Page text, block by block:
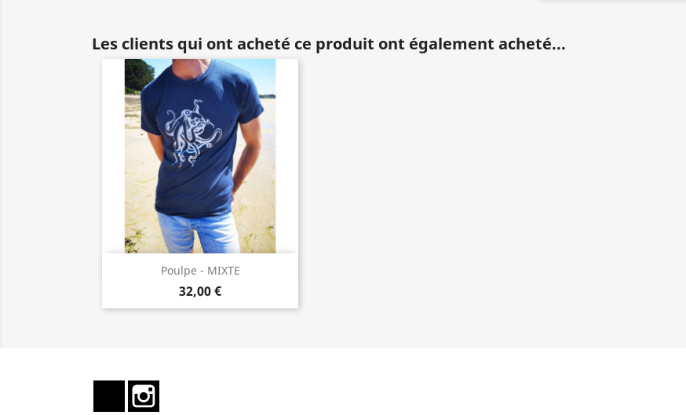
Les clients qui ont acheté ce produit ont également acheté...
Poulpe - MIXTE
32,00 €
Aperçu rapide
Facebook